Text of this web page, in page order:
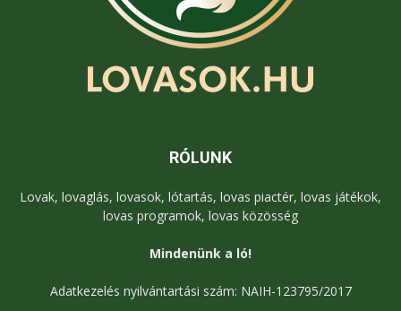
RÓLUNK
Lovak, lovaglás, lovasok, lótartás, lovas piactér, lovas játékok,
lovas programok, lovas közösség
Mindenünk a ló!
Adatkezelés nyilvántartási szám: NAIH-123795/2017